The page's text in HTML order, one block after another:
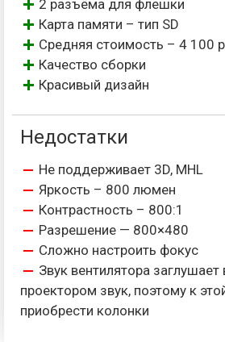
2 разъёма для флешки
Карта памяти – тип SD
Средняя стоимость – 4 100
Качество сборки
Красивый дизайн
Недостатки
Не поддерживает 3D, MHL
Яркость – 800 люмен
Контрастность – 800:1
Разрешение — 800×480
Сложно настроить фокус
Звук вентилятора
проектором звук, поэтому к
приобрести колонки